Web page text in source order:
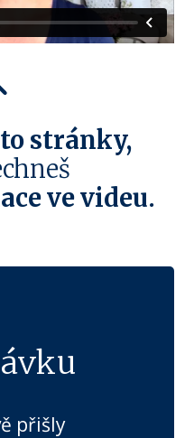
stránky,
ve videu.
přišly